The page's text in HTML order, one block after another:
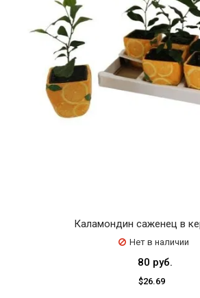
Каламондин саженец в
Нет в наличии
80 руб.
$26.69